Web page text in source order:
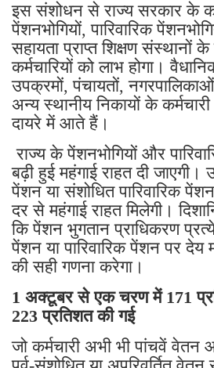
इस संशोधन से राज्य सरकार के
पेंशनभोगियों, पारिवारिक
सहायता प्राप्त शिक्षण संस्थानों के
कर्मचारियों को लाभ होगा।
उपक्रमों, पंचायतों,
अन्य स्थानीय निकायों के
दायरे में आते हैं।
राज्य के पेंशनभोगियों और
बढ़ी हुई महंगाई राहत दी
पेंशन या संशोधित पारिवारिक
दर से महंगाई राहत मिलेगी।
कि पेंशन भुगतान प्राधिकरण
पेंशन या पारिवारिक पेंशन पर देय
की सही गणना करेगा।
1 अक्टूबर से एक चरण में 171
223 प्रतिशत की गई
जो कर्मचारी अभी भी पांचवें वेतन